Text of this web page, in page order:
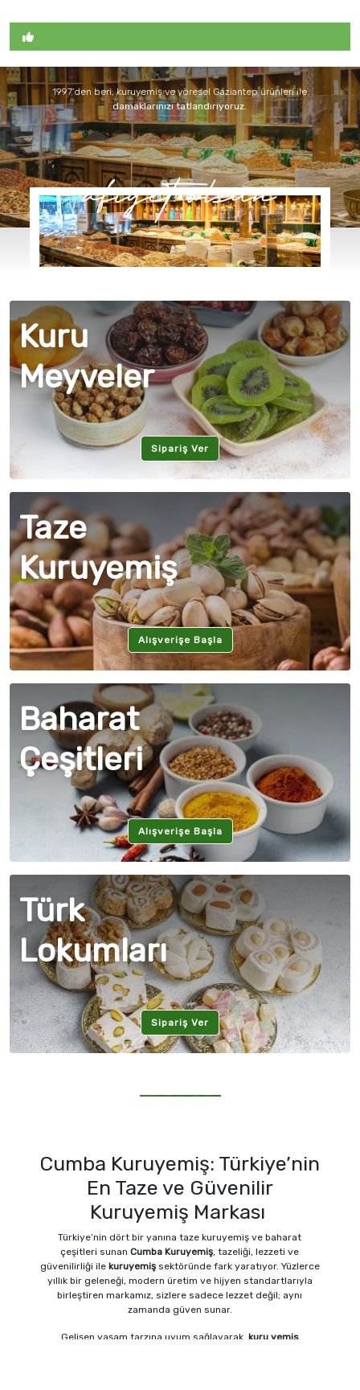
1997'den beri, kuruyemiş ve yöresel Gaziantep ürünleri ile
damaklarınızı tatlandırıyoruz.
Keşfet
afiyet olsun
Kuru
Meyveler
Sipariş Ver
Taze
Kuruyemiş
Alışverişe Başla
Baharat
Çeşitleri
Alışverişe Başla
Türk
Lokumları
Sipariş Ver
Blog
Cumba Kuruyemiş: Türkiye’nin
En Taze ve Güvenilir
Kuruyemiş Markası
Türkiye’nin dört bir yanına taze kuruyemiş ve baharat
çeşitleri sunanCumba Kuruyemiş, tazeliği, lezzeti ve
güvenilirliği ile kuruyemişsektöründe fark yaratıyor. Yüzlerce
yıllık bir geleneği, modern üretim ve hijyen standartlarıyla
birleştiren markamız, sizlere sadece lezzet değil; aynı
zamanda güven sunar.
Gelişen yaşam tarzına uyum sağlayarak, kuru yemis